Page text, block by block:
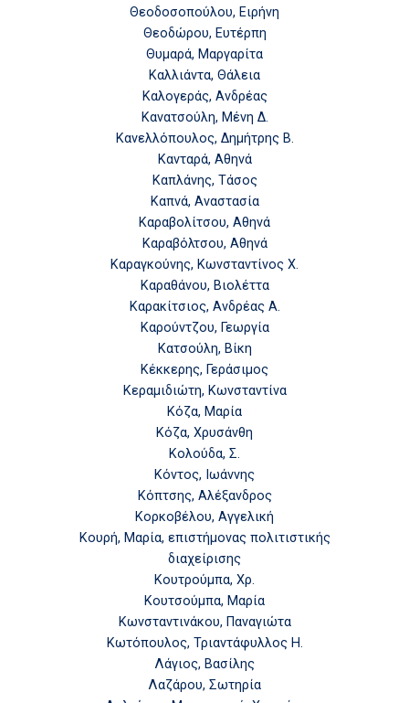
Θεοδοσοπούλου, Ειρήνη
Θεοδώρου, Ευτέρπη
Θυμαρά, Μαργαρίτα
Καλλιάντα, Θάλεια
Καλογεράς, Ανδρέας
Κανατσούλη, Μένη Δ.
Κανελλόπουλος, Δημήτρης Β.
Κανταρά, Αθηνά
Καπλάνης, Τάσος
Καπνά, Αναστασία
Καραβολίτσου, Αθηνά
Καραβόλτσου, Αθηνά
Καραγκούνης, Κωνσταντίνος Χ.
Καραθάνου, Βιολέττα
Καρακίτσιος, Ανδρέας Α.
Καρούντζου, Γεωργία
Κατσούλη, Βίκη
Κέκκερης, Γεράσιμος
Κεραμιδιώτη, Κωνσταντίνα
Κόζα, Μαρία
Κόζα, Χρυσάνθη
Κολούδα, Σ.
Κόντος, Ιωάννης
Κόπτσης, Αλέξανδρος
Κορκοβέλου, Αγγελική
Κουρή, Μαρία, επιστήμονας πολιτιστικής
διαχείρισης
Κουτρούμπα, Χρ.
Κουτσούμπα, Μαρία
Κωνσταντινάκου, Παναγιώτα
Κωτόπουλος, Τριαντάφυλλος Η.
Λάγιος, Βασίλης
Λαζάρου, Σωτηρία